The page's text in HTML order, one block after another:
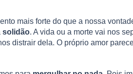
mais forte do que a nossa
solidão. A vida ou a morte vai nos
distrair dela. O próprio amor